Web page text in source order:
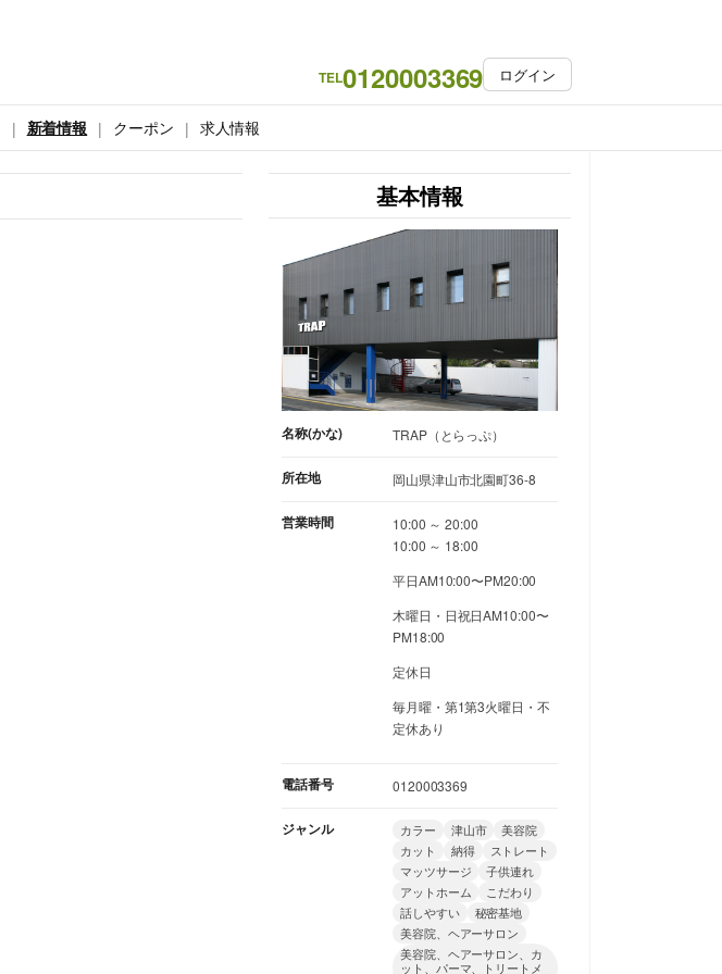
TEL0120003369 ログイン
新着情報 クーポン 求人情報
基本情報
名称(かな) TRAP（とらっぷ）
所在地 岡山県津山市北園町36-8
営業時間
10:00 ～ 20:00
10:00 ～ 18:00
平日AM10:00〜PM20:00
木曜日・日祝日AM10:00〜
PM18:00
定休日
毎月曜・第1第3火曜日・不
定休あり
電話番号 0120003369
ジャンル カラー 津山市
美容院
カット
納得
ストレート
マッツサージ
子供連れ
アットホーム
こだわり
話しやすい
秘密基地
美容院、ヘアーサロン
美容院、ヘアーサロン、カ
ット、パーマ、トリートメ